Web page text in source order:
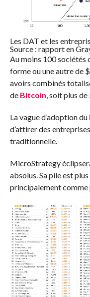
Les DAT et les
Source : rapport en
Au moins 100 sociétés
forme ou une autre de $
avoirs combinés
de Bitcoin , soit plus
La vague d’adoption du
d’attirer des
traditionnelle.
MicroStrategy
absolus. Sa pile est
principalement